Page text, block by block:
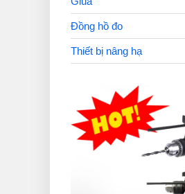
Đồng hồ đo
Thiết bị nâng hạ